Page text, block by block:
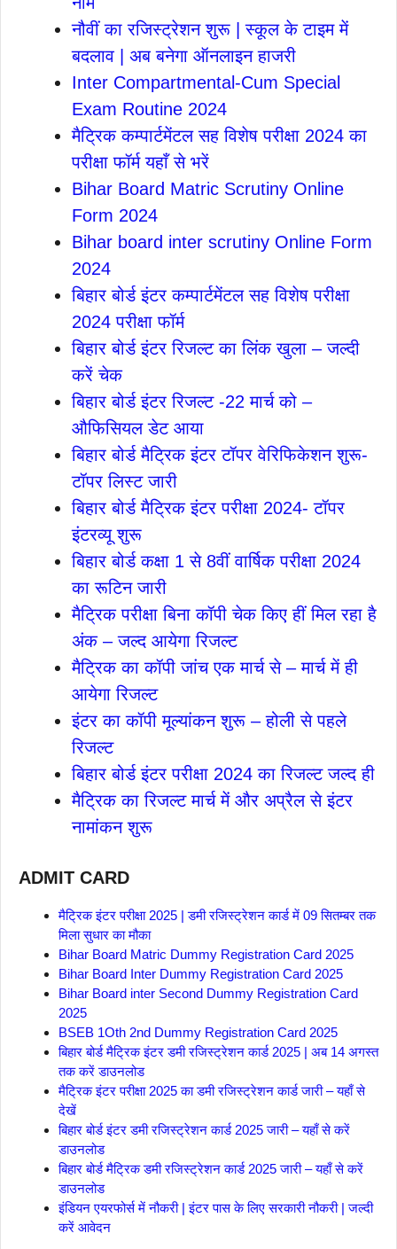
नौवीं का रजिस्ट्रेशन शुरू | स्कूल के टाइम में
बदलाव | अब बनेगा ऑनलाइन हाजरी
Inter Compartmental-Cum Special
Exam Routine 2024
मैट्रिक कम्पार्टमेंटल सह विशेष परीक्षा 2024 का
परीक्षा फॉर्म यहाँ से भरें
Bihar Board Matric Scrutiny Online
Form 2024
Bihar board inter scrutiny Online Form
2024
बिहार बोर्ड इंटर कम्पार्टमेंटल सह विशेष परीक्षा
2024 परीक्षा फॉर्म
बिहार बोर्ड इंटर रिजल्ट का लिंक खुला – जल्दी
करें चेक
बिहार बोर्ड इंटर रिजल्ट -22 मार्च को –
औफिसियल डेट आया
बिहार बोर्ड मैट्रिक इंटर टॉपर वेरिफिकेशन शुरू-
टॉपर लिस्ट जारी
बिहार बोर्ड मैट्रिक इंटर परीक्षा 2024- टॉपर
इंटरव्यू शुरू
बिहार बोर्ड कक्षा 1 से 8वीं वार्षिक परीक्षा 2024
का रूटिन जारी
मैट्रिक परीक्षा बिना कॉपी चेक किए हीं मिल रहा है
अंक – जल्द आयेगा रिजल्ट
मैट्रिक का कॉपी जांच एक मार्च से – मार्च में ही
आयेगा रिजल्ट
इंटर का कॉपी मूल्यांकन शुरू – होली से पहले
रिजल्ट
बिहार बोर्ड इंटर परीक्षा 2024 का रिजल्ट जल्द ही
मैट्रिक का रिजल्ट मार्च में और अप्रैल से इंटर
नामांकन शुरू
ADMIT CARD
मैट्रिक इंटर परीक्षा 2025 | डमी रजिस्ट्रेशन कार्ड में 09 सितम्बर तक
मिला सुधार का मौका
Bihar Board Matric Dummy Registration Card 2025
Bihar Board Inter Dummy Registration Card 2025
Bihar Board inter Second Dummy Registration Card
2025
BSEB 1Oth 2nd Dummy Registration Card 2025
बिहार बोर्ड मैट्रिक इंटर डमी रजिस्ट्रेशन कार्ड 2025 | अब 14 अगस्त
तक करें डाउनलोड
मैट्रिक इंटर परीक्षा 2025 का डमी रजिस्ट्रेशन कार्ड जारी – यहाँ से
देखें
बिहार बोर्ड इंटर डमी रजिस्ट्रेशन कार्ड 2025 जारी – यहाँ से करें
डाउनलोड
बिहार बोर्ड मैट्रिक डमी रजिस्ट्रेशन कार्ड 2025 जारी – यहाँ से करें
डाउनलोड
इंडियन एयरफोर्स में नौकरी | इंटर पास के लिए सरकारी नौकरी | जल्दी
करें आवेदन